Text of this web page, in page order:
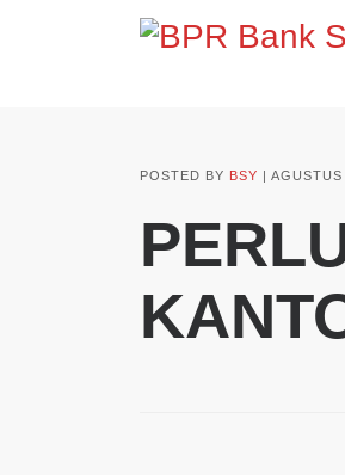
POSTED BY BSY